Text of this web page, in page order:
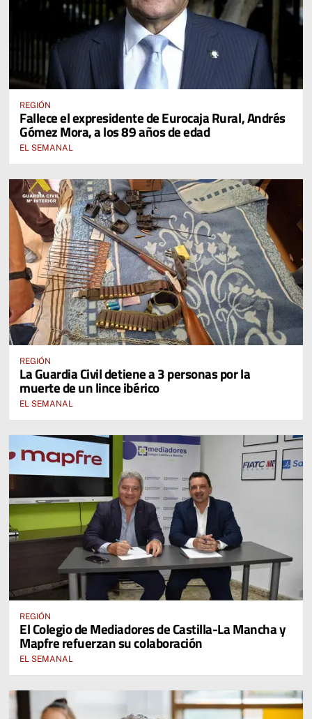
REGIÓN
Fallece el expresidente de Eurocaja Rural, Andrés
Gómez Mora, a los 89 años de edad
EL SEMANAL
REGIÓN
La Guardia Civil detiene a 3 personas por la
muerte de un lince ibérico
EL SEMANAL
REGIÓN
El Colegio de Mediadores de Castilla-La Mancha y
Mapfre refuerzan su colaboración
EL SEMANAL